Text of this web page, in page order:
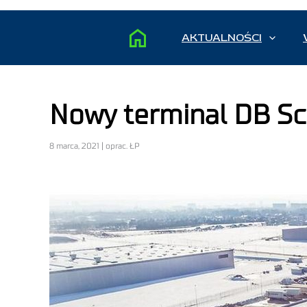
AKTUALNOŚCI
Nowy terminal DB
8 marca, 2021 | oprac. ŁP